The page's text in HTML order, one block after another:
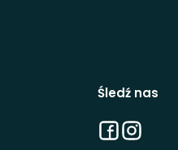
Śledź nas
Facebook
Instagram